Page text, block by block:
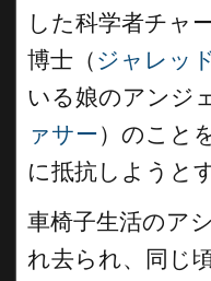
した科学者チャ
博士（ ジャレッ
いる娘のアンジ
ァサー）のこと
に抵抗しようと
車椅子生活のア
れ去られ、同じ